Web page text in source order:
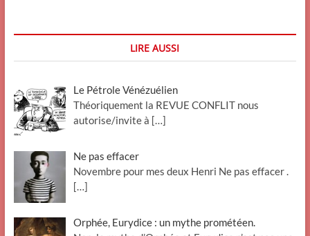
LIRE AUSSI
Le Pétrole Vénézuélien
Théoriquement la REVUE CONFLIT nous
autorise/invite à […]
Ne pas effacer
Novembre pour mes deux Henri Ne pas effacer .
[…]
Orphée, Eurydice : un mythe prométéen.